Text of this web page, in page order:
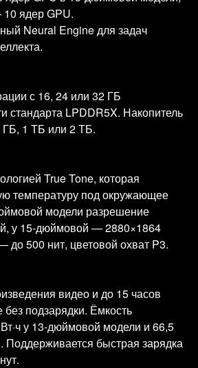
ядер GPU.
Neural Engine для задач
с 16, 24 или 32 ГБ
стандарта LPDDR5X. Накопитель
1 ТБ или 2 ТБ.
True Tone, которая
температуру под окружающее
модели разрешение
у 15‑дюймовой — 2880×1864
до 500 нит, цветовой охват P3.
видео и до 15 часов
подзарядки. Ёмкость
у 13‑дюймовой модели и 66,5
Поддерживается быстрая зарядка